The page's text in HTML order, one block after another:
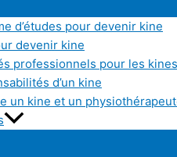
d’études pour devenir kine
devenir kine
professionnels pour les kines
d’un kine
un kine et un